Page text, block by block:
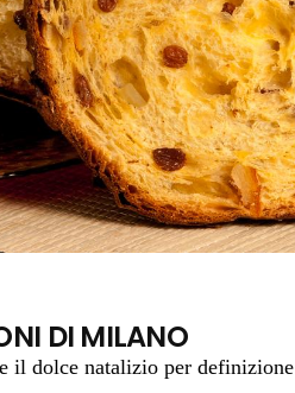
DI MILANO
il dolce natalizio per definizione